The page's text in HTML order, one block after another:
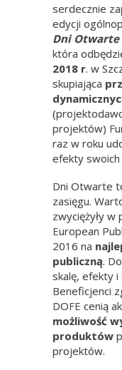
serdecznie
edycji
Dni Otwarte
która
2018 r. w
skupiająca
projektów)
raz w roku
efekty
Dni Otwarte
zasięgu.
zwyciężyły
European
2016 na
publiczną.
skalę, efekty i
Beneficjenci
DOFE cenią
możliwość
produktów
projektów.